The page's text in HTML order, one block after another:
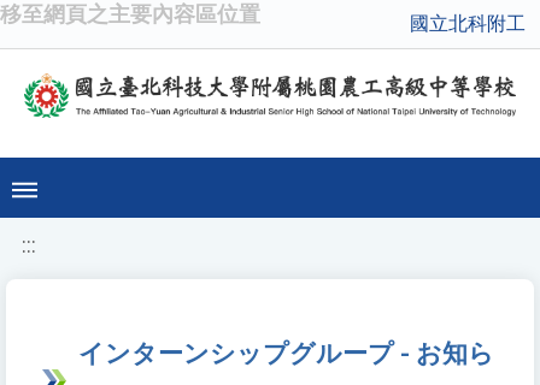
移至網頁之主要內容區位置 國立北科附工
:::
インターンシップグループ - お知ら